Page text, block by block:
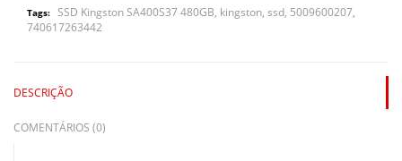
Tags: SSD Kingston SA400S37 480GB, kingston, ssd, 5009600207,
740617263442
DESCRIÇÃO
COMENTÁRIOS (0)